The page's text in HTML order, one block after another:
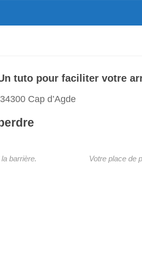
tuto pour faciliter votre
Cap d’Agde
barrière. Votre place de